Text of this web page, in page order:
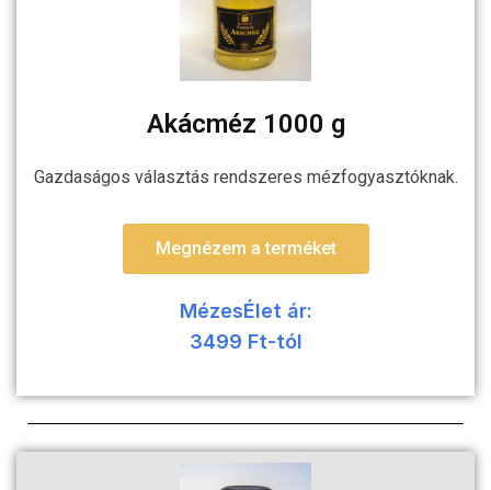
Akácméz 1000 g
Gazdaságos választás rendszeres mézfogyasztóknak.
Megnézem a terméket
MézesÉlet ár:
3499 Ft-tól